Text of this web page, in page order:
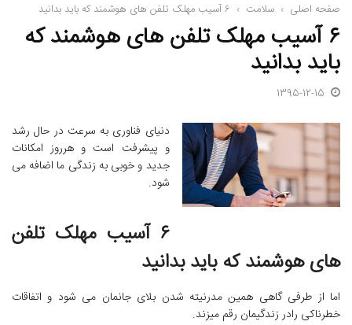
صفحه اصلی › سلامت › ۶ آسیب مهلک تلفن های هوشمند که باید بدانید
۶ آسیب مهلک تلفن های هوشمند که
باید بدانید
1395-12-15
دنیای فناوری به سرعت در حال رشد
و پیشرفت است و هرروز امکانات
جدید و خوبی به زندگی ما اضافه می
شود.
۶ آسیب مهلک تلفن
های هوشمند که باید بدانید
اما از طرفی گاهی همین مدرنیته شدن بلای جانمان می شود و اتفاقات
خطرناکی رادر زندگیمان رقم میزند.